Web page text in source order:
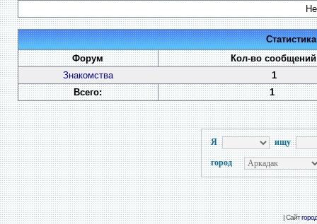
Форум
Кол-во сообщений
Знакомства
1
Всего:
1
Я ищу
город
| Сайт